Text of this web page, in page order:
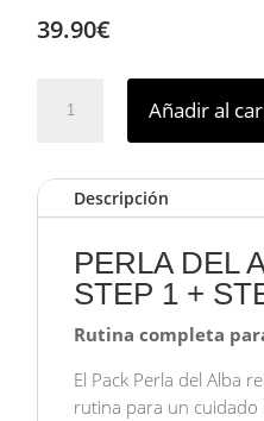
39.90€
PERLA
ALBA
STEP
RUBINA
cantidad
Añadir al
Descripción
PERLA DEL
STEP 1 +
Rutina completa
El Pack Perla del Alba
rutina para un